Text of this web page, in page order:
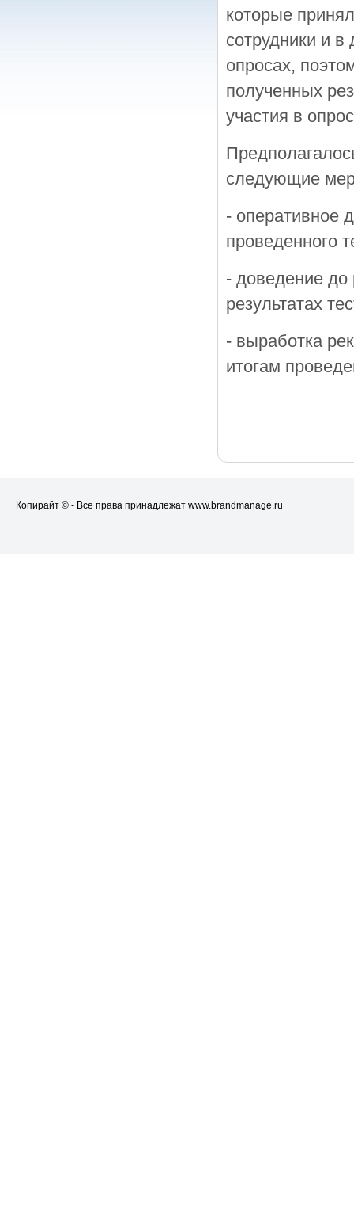
которые
сотрудники и
опросах,
полученных
участия в
следующие
- оперативное
проведенного
- доведение до
результатах
- выработка
итогам
Копирайт © - Все права принадлежат www.brandmanage.ru